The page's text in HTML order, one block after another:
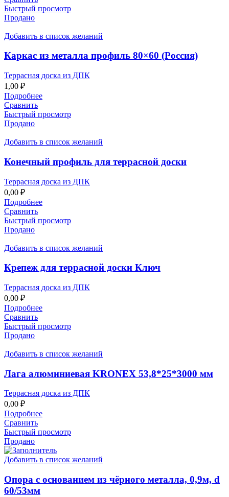
Быстрый просмотр
Продано
Добавить в список желаний
Каркас из металла профиль 80×60 (Россия)
Террасная доска из ДПК
1,00 ₽
Подробнее
Сравнить
Быстрый просмотр
Продано
Добавить в список желаний
Конечный профиль для террасной доски
Террасная доска из ДПК
0,00 ₽
Подробнее
Сравнить
Быстрый просмотр
Продано
Добавить в список желаний
Крепеж для террасной доски Ключ
Террасная доска из ДПК
0,00 ₽
Подробнее
Сравнить
Быстрый просмотр
Продано
Добавить в список желаний
Лага алюминиевая KRONEX 53,8*25*3000 мм
Террасная доска из ДПК
0,00 ₽
Подробнее
Сравнить
Быстрый просмотр
Продано
Добавить в список желаний
Опора с основанием из чёрного металла, 0,9м, d
60/53мм